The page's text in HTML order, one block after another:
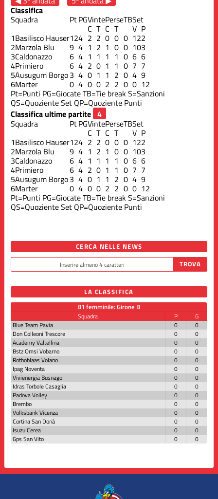
Classifica
Squadra PtPGVintePerseTBSet
C T C T V P
1Basilisco Hauser124 2 2 0 0 0 122
2Marzola Blu 9 4 1 2 1 0 0 103
3Caldonazzo 6 4 1 1 1 1 0 6 6
4Primiero 6 4 2 0 1 1 0 7 7
5Ausugum Borgo3 4 0 1 1 2 0 4 9
6Marter 0 4 0 0 2 2 0 0 12
Pt=Punti PG=GiocateTB=Tie breakS=Sanzioni
QS=Quoziente Set QP=Quoziente Punti
Classifica ultime partite
Squadra
PtPGVintePerseTBSet
C T C T V P
1Basilisco Hauser124 2 2 0 0 0 122
2Marzola Blu 9 4 1 2 1 0 0 103
3Caldonazzo 6 4 1 1 1 1 0 6 6
4Primiero 6 4 2 0 1 1 0 7 7
5Ausugum Borgo3 4 0 1 1 2 0 4 9
6Marter 0 4 0 0 2 2 0 0 12
Pt=Punti PG=GiocateTB=Tie breakS=Sanzioni
QS=Quoziente Set QP=Quoziente Punti
CERCA NELLE NEWS
LA CLASSIFICA
B1 femminile: Girone B
Squadra P
G
Blue Team Pavia
0
0
Don Colleoni Trescore
0
0
Academy Valtellina
0
0
Bstz Omsi Vobarno
0
0
Rothoblaas Volano
0
0
Ipag Noventa
0
0
Vivienergia Busnago
0
0
Idras Torbole Casaglia
0
0
Padova Volley
0
0
Brembo
0
0
Volksbank Vicenza
0
0
Cortina San Donà
0
0
Isuzu Cerea
0
0
Gps San Vito
0 0